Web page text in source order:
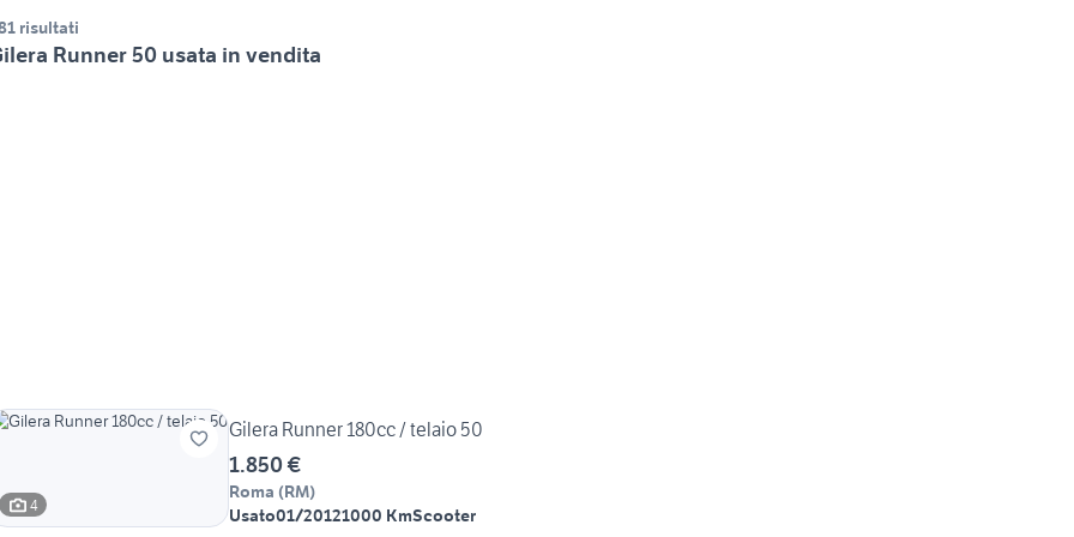
risultati
Runner 50 usata in vendita
4
Gilera Runner 180cc / telaio 50
1.850 €
Roma (RM)
Usato01/20121000 KmScooter